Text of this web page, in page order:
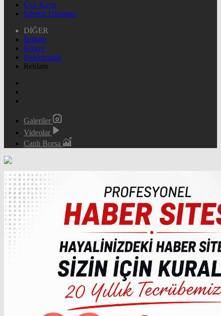
Üye Kayıt
Şifremi Unuttum
DİĞER
İletişim
Künye
Hakkımızda
Reklam
Galeriler
Videolar
Canlı Borsa